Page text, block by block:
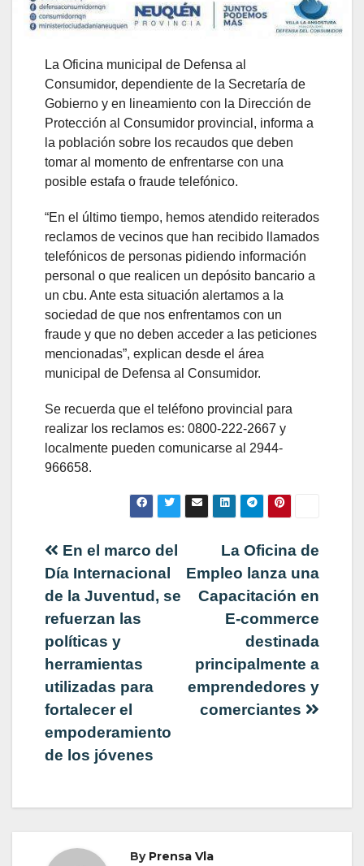
La Oficina municipal de Defensa al
Consumidor, dependiente de la Secretaría de
Gobierno y en lineamiento con la Dirección de
Protección al Consumidor provincial, informa a
la población sobre los recaudos que deben
tomar al momento de enfrentarse con una
posible estafa o fraude telefónico.
“En el último tiempo, hemos atendido reiterados
reclamos de vecinos que han recibido llamados
telefónicos de personas pidiendo información
personal o que realicen un depósito bancario a
un cbu. Ante esta situación alertamos a la
sociedad de que nos enfrentamos con un
fraude y que no deben acceder a las peticiones
mencionadas”, explican desde el área
municipal de Defensa al Consumidor.
Se recuerda que el teléfono provincial para
realizar los reclamos es: 0800-222-2667 y
localmente pueden comunicarse al 2944-
966658.
Navegación
de
entradas
La Oficina de
Empleo lanza una
Capacitación en
E-commerce
destinada
principalmente a
emprendedores y
comerciantes
En el marco del
Día Internacional
de la Juventud, se
refuerzan las
políticas y
herramientas
utilizadas para
fortalecer el
empoderamiento
de los jóvenes
By Prensa Vla